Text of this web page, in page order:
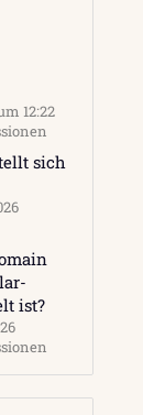
12:22
sich
ist?